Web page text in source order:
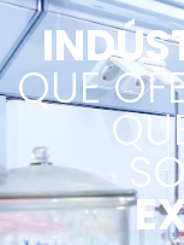
QUE